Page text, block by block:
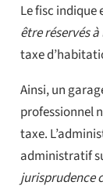
Le fisc indique
être réservés
taxe
Ainsi, un
professionnel
taxe.
administratif
jurisprudence